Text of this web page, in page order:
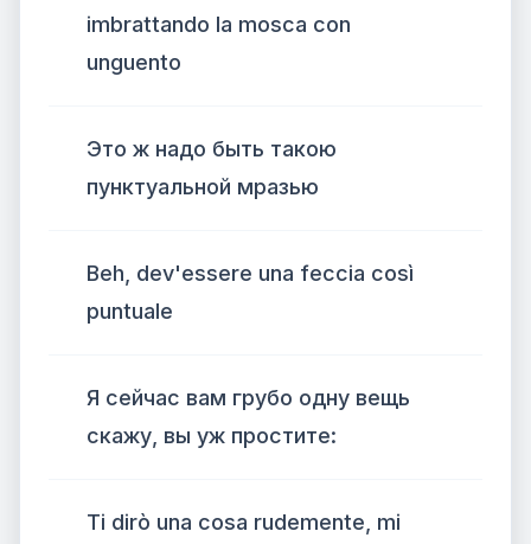
imbrattando la mosca con
unguento
Это ж надо быть такою
пунктуальной мразью
Beh, dev'essere una feccia così
puntuale
Я сейчас вам грубо одну вещь
скажу, вы уж простите:
Ti dirò una cosa rudemente, mi